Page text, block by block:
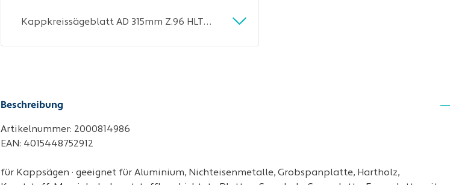
Kappkreissägeblatt AD 315mm Z.96 HLTCG Schnitt-B.2,8mm TECWERK
Beschreibung
Artikelnummer: 2000814986
EAN: 4015448752912
für Kappsägen · geeignet für Aluminium, Nichteisenmetalle, Grobspanplatte, Hartholz,